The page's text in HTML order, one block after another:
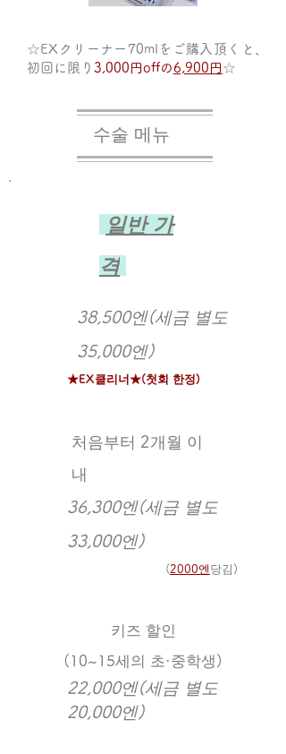
☆EXクリーナー 70mlをご購入頂くと、
初回に限り 3,000円off​の 6,900円☆
​수술 메뉴
​일반 가
격
38,500엔(세금 별도
35,000엔)
★EX클리너★(첫회 한정)
처음부터 2개월 이
내
36,300엔(세금 별도
33,000엔)
(2000엔 당김)
​키즈 할인
(10~15세의 초·중학생)
​22,000엔(세금 별도
20,000엔)